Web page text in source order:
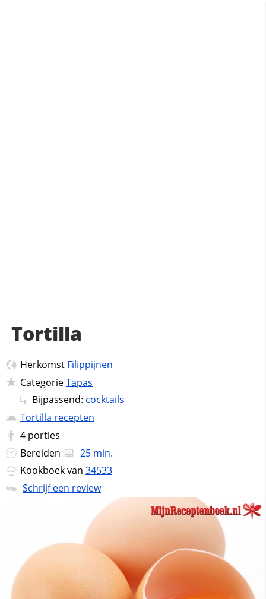
Tortilla
Herkomst Filippijnen
CategorieTapas
Bijpassend: cocktails
Tortilla recepten
4 porties
Bereiden
25 min.
Kookboek van 34533
Schrijf een review